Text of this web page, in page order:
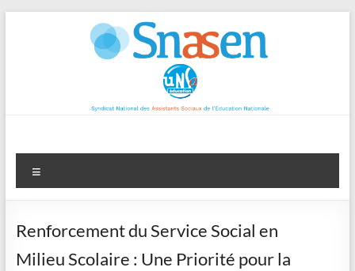
Renforcement du Service Social en
Milieu Scolaire : Une Priorité pour la